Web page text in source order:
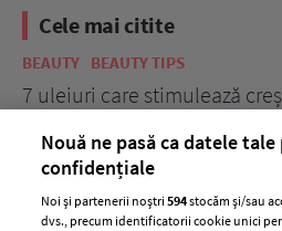
Cele mai citite
BEAUTY BEAUTY TIPS
7 uleiuri care stimulează
Nouă ne pasă ca datele
confidențiale
Noi și partenerii noștri594stocăm și/sau
dvs., precum identificatorii cookie unici